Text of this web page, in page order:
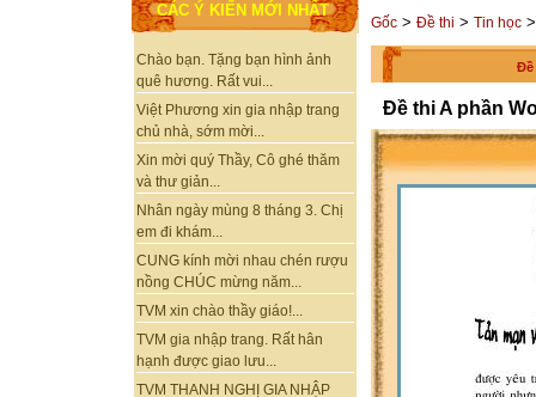
CÁC Ý KIẾN MỚI NHẤT
Chào bạn. Tặng bạn hình ảnh
quê hương. Rất vui...
Việt Phương xin gia nhập trang
chủ nhà, sớm mời...
Xin mời quý Thầy, Cô ghé thăm
và thư giản...
Nhân ngày mùng 8 tháng 3. Chị
em đi khám...
CUNG kính mời nhau chén rượu
nồng CHÚC mừng năm...
TVM xin chào thầy giáo!...
TVM gia nhập trang. Rất hân
hạnh được giao lưu...
TVM THANH NGHỊ GIA NHẬP
Gốc > Đề thi > Tin học
Đề
Đề thi A phần